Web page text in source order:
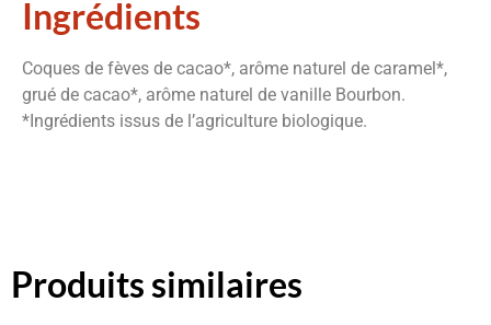
Ingrédients
Coques de fèves de cacao*, arôme naturel de caramel*,
grué de cacao*, arôme naturel de vanille Bourbon.
*Ingrédients issus de l’agriculture biologique.
Produits similaires